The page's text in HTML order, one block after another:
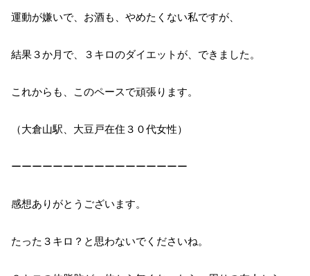
運動が嫌いで、お酒も、やめたくない私ですが、
結果３か月で、３キロのダイエットが、できました。
これからも、このペースで頑張ります。
（大倉山駅、大豆戸在住３０代女性）
ーーーーーーーーーーーーーーーーー
感想ありがとうございます。
たった３キロ？と思わないでくださいね。